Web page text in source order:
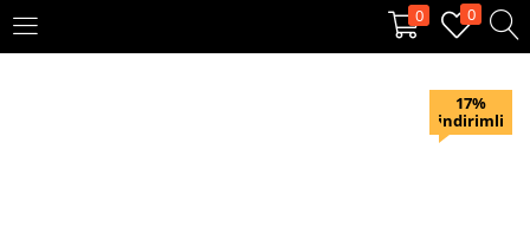
0 0
KAYIT OL
17%
indirimli